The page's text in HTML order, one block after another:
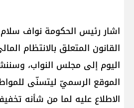
اشار رئيس الحكومة ​نواف
القانون المتعلق بالانتظام
اليوم إلى مجلس النواب،
الموقع الرسميّ ليتسنّى
الاطلاع عليه لما من شأنه